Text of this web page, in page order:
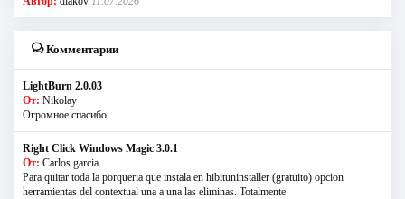
Комментарии
LightBurn 2.0.03
От: Nikolay
Огромное спасибо
Right Click Windows Magic 3.0.1
От: Carlos garcia
Para quitar toda la porqueria que instala en hibituninstaller (gratuito) opcion
herramientas del contextual una a una las eliminas. Totalmente